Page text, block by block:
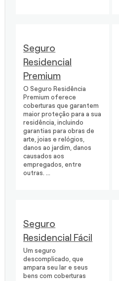
Seguro
Residencial
Premium
O Seguro Residência
Premium oferece
coberturas que garantem
maior proteção para a sua
residência, incluindo
garantias para obras de
arte, joias e relógios,
danos ao jardim, danos
causados aos
empregados, entre
outras. ...
Seguro
Residencial Fácil
Um seguro
descomplicado, que
ampara seu lar e seus
bens com coberturas